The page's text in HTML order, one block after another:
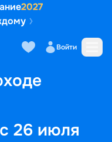
2027
Войти
26 июля
Маршрут и